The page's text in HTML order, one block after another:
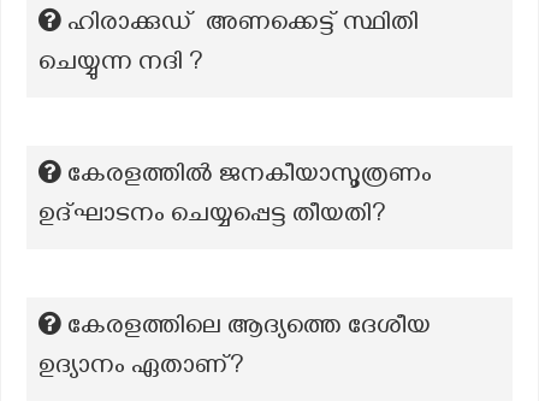
ഹിരാക്കുഡ് അണക്കെട്ട് സ്ഥിതി
ചെയ്യുന്ന നദി ?
കേരളത്തിൽ ജനകീയാസൂത്രണം
ഉദ്‌ഘാടനം ചെയ്യപ്പെട്ട തീയതി?
കേരളത്തിലെ ആദ്യത്തെ ദേശീയ
ഉദ്യാനം ഏതാണ്?